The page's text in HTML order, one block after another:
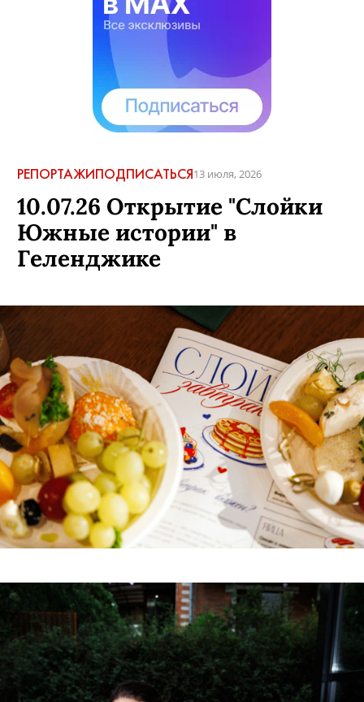
5 октября, 2010
КОММЕНТАРИИ
РЕПОРТАЖИ ПОДПИСАТЬСЯ13 июля, 2026
10.07.26 Открытие "Слойки
Южные истории" в
Геленджике